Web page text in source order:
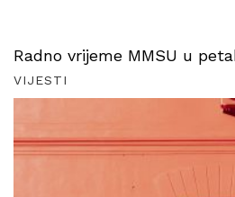
Radno vrijeme MMSU u
VIJESTI